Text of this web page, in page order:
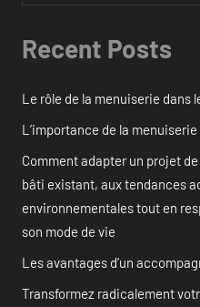
Recent Posts
Le rôle de la menuiserie dans
L’importance de la
Comment adapter un projet
bâti existant, aux tendances
environnementales tout en
son mode de vie
Les avantages d’un
Transformez radicalement